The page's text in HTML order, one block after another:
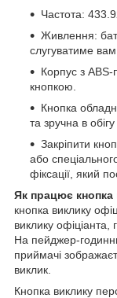
Частота:
Живлення:
слугуватиме вам
Корпус з ABS-
кнопкою.
Кнопка
та зручна в обігу
Закріпити
або
фіксації, який
Як працює кнопка
кнопка виклику
виклику офіціанта,
На пейджер-
приймачі
виклик.
Кнопка виклику